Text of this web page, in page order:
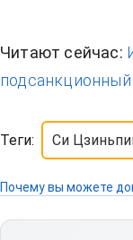
Читают сейчас:
подсанкционный
Теги: Си
Почему вы можете